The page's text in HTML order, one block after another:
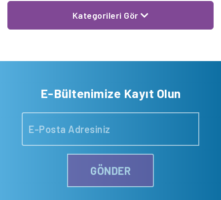
Kategorileri Gör
E-Bültenimize Kayıt Olun
GÖNDER